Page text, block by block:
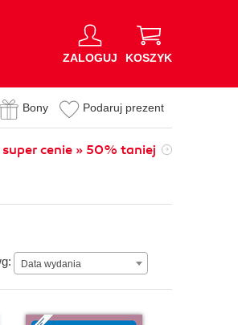
ZALOGUJ KOSZYK
Bony Podaruj prezent
super cenie » 50% taniej
Data wydania
Data wydania